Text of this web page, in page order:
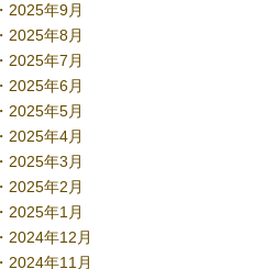
2025年9月
2025年8月
2025年7月
2025年6月
2025年5月
2025年4月
2025年3月
2025年2月
2025年1月
2024年12月
2024年11月